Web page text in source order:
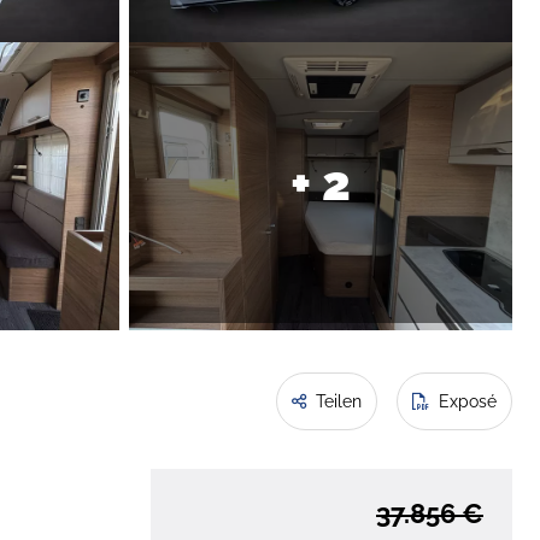
+ 2
Teilen Exposé
37.856 €